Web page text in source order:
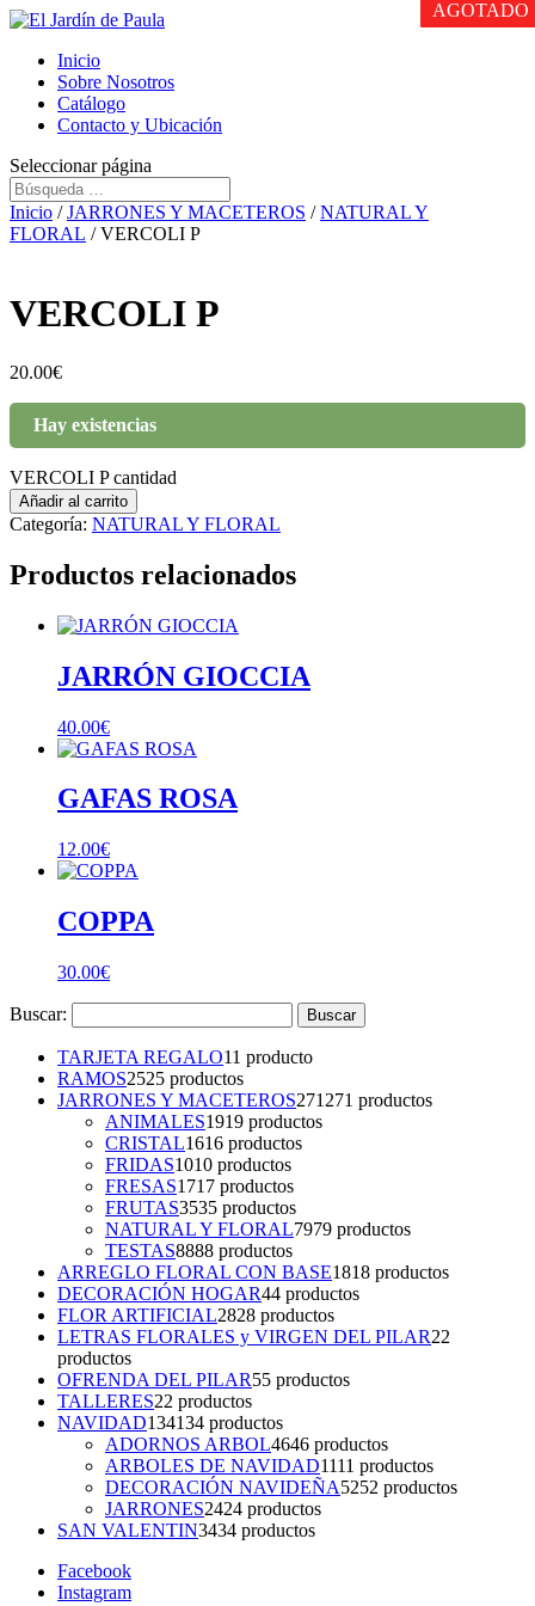
Inicio
Sobre Nosotros
Catálogo
Contacto y Ubicación
Seleccionar página
Inicio /JARRONES Y MACETEROS /NATURAL Y
FLORAL / VERCOLI P
VERCOLI P
20.00€
Hay existencias
VERCOLI P cantidad
Añadir al carrito
Categoría: NATURAL Y FLORAL
Productos relacionados
AGOTADO
JARRÓN GIOCCIA
40.00€
AGOTADO
GAFAS ROSA
12.00€
AGOTADO
COPPA
30.00€
Buscar:
TARJETA REGALO11 producto
RAMOS2525 productos
JARRONES Y MACETEROS271 271 productos
ANIMALES1919 productos
CRISTAL1616 productos
FRIDAS1010 productos
FRESAS1717 productos
FRUTAS3535 productos
NATURAL Y FLORAL7979 productos
TESTAS8888 productos
ARREGLO FLORAL CON BASE1818 productos
DECORACIÓN HOGAR44 productos
FLOR ARTIFICIAL2828 productos
LETRAS FLORALES y VIRGEN DEL PILAR22
productos
OFRENDA DEL PILAR55 productos
TALLERES22 productos
NAVIDAD134134 productos
ADORNOS ARBOL4646 productos
ARBOLES DE NAVIDAD1111 productos
DECORACIÓN NAVIDEÑA5252 productos
JARRONES2424 productos
SAN VALENTIN3434 productos
Facebook
Instagram